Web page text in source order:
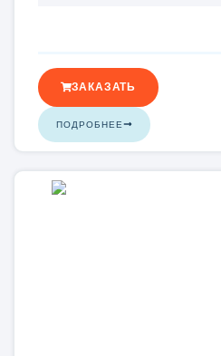
ЗАКАЗАТЬ
ПОДРОБНЕЕ